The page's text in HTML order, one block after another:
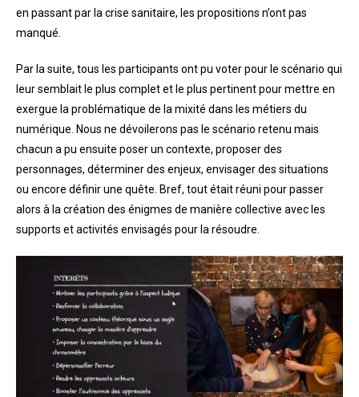
en passant par la crise sanitaire, les propositions n’ont pas
manqué.
Par la suite, tous les participants ont pu voter pour le scénario qui
leur semblait le plus complet et le plus pertinent pour mettre en
exergue la problématique de la mixité dans les métiers du
numérique. Nous ne dévoilerons pas le scénario retenu mais
chacun a pu ensuite poser un contexte, proposer des
personnages, déterminer des enjeux, envisager des situations
ou encore définir une quête. Bref, tout était réuni pour passer
alors à la création des énigmes de manière collective avec les
supports et activités envisagés pour la résoudre.